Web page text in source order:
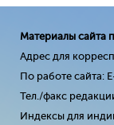
Материалы сайта
Адрес для
По работе сайта:
Тел./факс
Индексы для